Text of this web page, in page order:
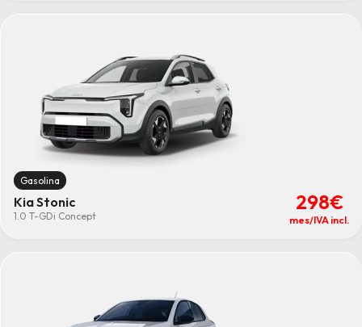
Gasolina
Kia Stonic
1.0 T-GDi Concept
298€
mes/IVA incl.